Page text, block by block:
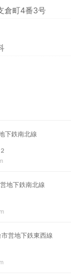
倉町4番3号
下鉄南北線
地下鉄南北線
市営地下鉄東西線